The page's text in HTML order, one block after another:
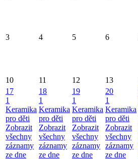
3 4 5 6
10 11 12 13
17
1
Keramika
pro děti
Zobrazit
všechny
záznamy
ze dne
18
1
Keramika
pro děti
Zobrazit
všechny
záznamy
ze dne
19
1
Keramika
pro děti
Zobrazit
všechny
záznamy
ze dne
20
1
Keramika
pro děti
Zobrazit
všechny
záznamy
ze dne